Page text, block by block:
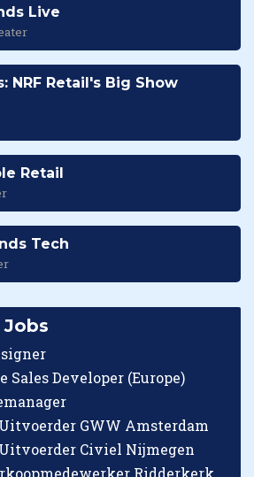
Live
NRF Retail's Big Show
Retail
Tech
Sales Developer (Europe)
GWW Amsterdam
Civiel Nijmegen